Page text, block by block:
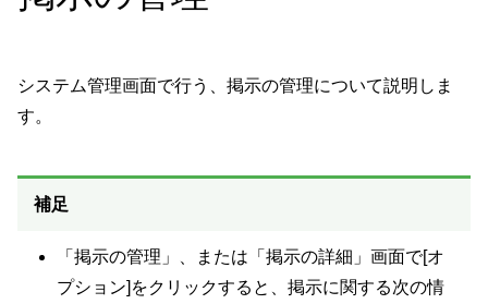
システム管理画面で行う、掲示の管理について説明しま
す。
補足
「掲示の管理」、または「掲示の詳細」画面で[オ
プション]をクリックすると、掲示に関する次の情